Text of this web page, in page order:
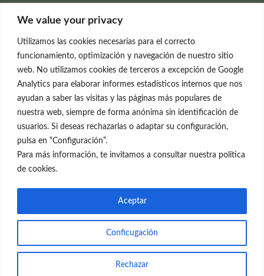
We value your privacy
Utilizamos las cookies necesarias para el correcto
funcionamiento, optimización y navegación de nuestro sitio
web. No utilizamos cookies de terceros a excepción de Google
Analytics para elaborar informes estadísticos internos que nos
ayudan a saber las visitas y las páginas más populares de
nuestra web, siempre de forma anónima sin identificación de
usuarios. Si deseas rechazarlas o adaptar su configuración,
pulsa en “Configuración”.
Para más información, te invitamos a consultar nuestra política
de cookies.
Conficugación
Rechazar
Aceptar
C/Claudio Coello, 19 - 1º
699 595 619
rejuvenecimiento@clinicaneleva.com
Información Legal
Política de Privacidad
Política de Cookies
© el Radar del Rejuvenecimiento